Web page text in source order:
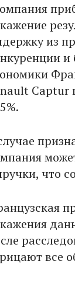
из
и
Captur
что
все